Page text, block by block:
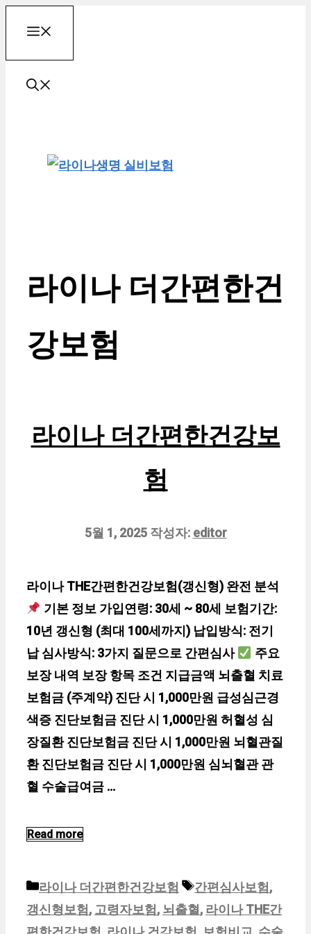
츠
라이나 더간편한건
강보험
라이나 더간편한건강보
험
5월 1, 2025 작성자: editor
라이나 THE간편한건강보험(갱신형) 완전 분석
기본 정보 가입연령: 30세 ~ 80세 보험기간:
10년 갱신형 (최대 100세까지) 납입방식: 전기
납 심사방식: 3가지 질문으로 간편심사
주요
보장 내역 보장 항목 조건 지급금액 뇌출혈 치료
보험금 (주계약) 진단 시 1,000만원 급성심근경
색증 진단보험금 진단 시 1,000만원 허혈성 심
장질환 진단보험금 진단 시 1,000만원 뇌혈관질
환 진단보험금 진단 시 1,000만원 심뇌혈관 관
혈 수술급여금 …
Read more
카
테
고
라이나 더간편한건강보험
태
그
간편심사보험 ,
갱신형보험 , 고령자보험 , 뇌출혈 , 라이나 THE간